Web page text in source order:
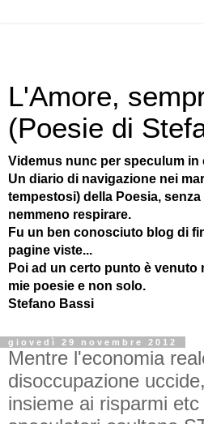
L'Amore,
(Poesie di
Videmus nunc per speculum in
Un diario di navigazione nei
tempestosi) della Poesia,
nemmeno respirare.
Fu un ben conosciuto blog di
pagine viste...
Poi ad un certo punto è venuto
mie poesie e non solo.
Stefano Bassi
giovedì 29 novembre 2012
Mentre l'economia
disoccupazione
insieme ai risparmi